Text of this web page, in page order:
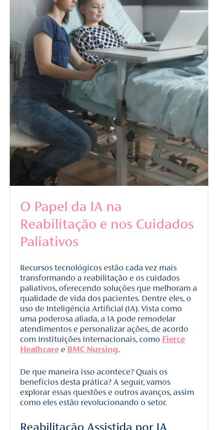
O Papel da IA na
Reabilitação e nos Cuidados
Paliativos
Recursos tecnológicos estão cada vez mais
transformando a reabilitação e os cuidados
paliativos, oferecendo soluções que melhoram a
qualidade de vida dos pacientes. Dentre eles, o
uso de Inteligência Artificial (IA). Vista como
uma poderosa aliada, a IA pode remodelar
atendimentos e personalizar ações, de acordo
com Instituições internacionais, como Fierce
Healhcare e BMC Nursing.
De que maneira isso acontece? Quais os
benefícios desta prática? A seguir, vamos
explorar essas questões e outros avanços, assim
como eles estão revolucionando o setor.
Reabilitação Assistida por IA